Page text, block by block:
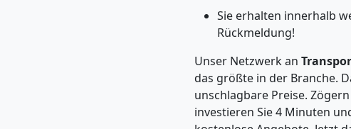
Sie erhalten innerhalb
Rückmeldung!
Unser Netzwerk an
das größte in der Branche.
unschlagbare Preise.
investieren Sie 4 Minuten